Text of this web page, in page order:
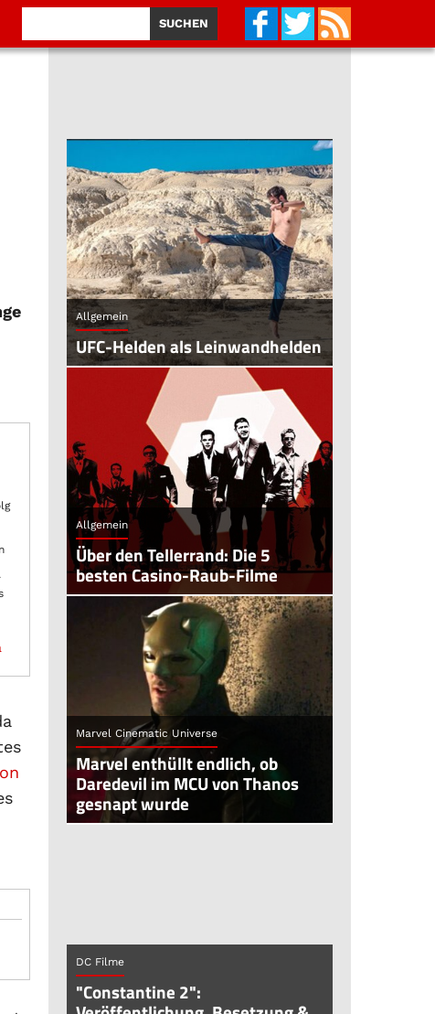
Allgemein
UFC-Helden als Leinwandhelden
Allgemein
Über den Tellerrand: Die 5
besten Casino-Raub-Filme
Marvel Cinematic Universe
Marvel enthüllt endlich, ob
Daredevil im MCU von Thanos
gesnapt wurde
DC Filme
"Constantine 2":